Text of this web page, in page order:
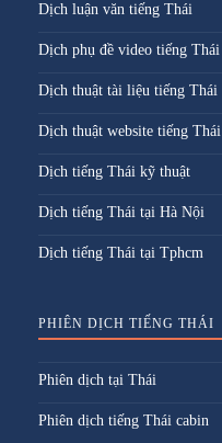
Dịch luận văn tiếng Thái
Dịch phụ đề video tiếng Thái
Dịch thuật tài liệu tiếng Thái
Dịch thuật website tiếng Thái
Dịch tiếng Thái kỹ thuật
Dịch tiếng Thái tại Hà Nội
Dịch tiếng Thái tại Tphcm
PHIÊN DỊCH TIẾNG THÁI
Phiên dịch tại Thái
Phiên dịch tiếng Thái cabin